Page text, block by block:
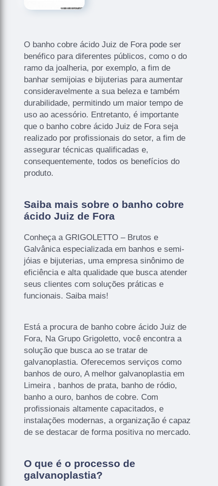
O banho cobre ácido Juiz de Fora pode ser
benéfico para diferentes públicos, como o do
ramo da joalheria, por exemplo, a fim de
banhar semijoias e bijuterias para aumentar
consideravelmente a sua beleza e também
durabilidade, permitindo um maior tempo de
uso ao acessório. Entretanto, é importante
que o banho cobre ácido Juiz de Fora seja
realizado por profissionais do setor, a fim de
assegurar técnicas qualificadas e,
consequentemente, todos os benefícios do
produto.
Saiba mais sobre o banho cobre
ácido Juiz de Fora
Conheça a GRIGOLETTO – Brutos e
Galvânica especializada em banhos e semi-
jóias e bijuterias, uma empresa sinônimo de
eficiência e alta qualidade que busca atender
seus clientes com soluções práticas e
funcionais. Saiba mais!
Está a procura de banho cobre ácido Juiz de
Fora, Na Grupo Grigoletto, você encontra a
solução que busca ao se tratar de
galvanoplastia. Oferecemos serviços como
banhos de ouro, A melhor galvanoplastia em
Limeira , banhos de prata, banho de ródio,
banho a ouro, banhos de cobre. Com
profissionais altamente capacitados, e
instalações modernas, a organização é capaz
de se destacar de forma positiva no mercado.
O que é o processo de
galvanoplastia?